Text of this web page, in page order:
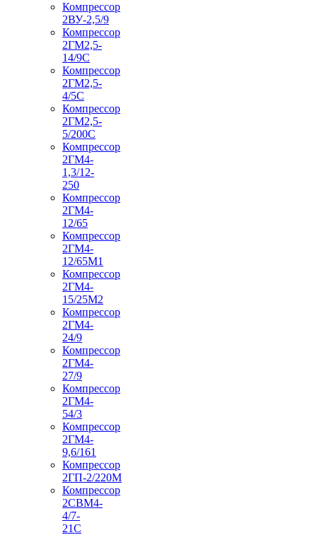
Компрессор
2ВУ-2,5/9
Компрессор
2ГМ2,5-
14/9С
Компрессор
2ГМ2,5-
4/5С
Компрессор
2ГМ2,5-
5/200С
Компрессор
2ГМ4-
1,3/12-
250
Компрессор
2ГМ4-
12/65
Компрессор
2ГМ4-
12/65М1
Компрессор
2ГМ4-
15/25М2
Компрессор
2ГМ4-
24/9
Компрессор
2ГМ4-
27/9
Компрессор
2ГМ4-
54/3
Компрессор
2ГМ4-
9,6/161
Компрессор
2ГП-2/220М
Компрессор
2СВМ4-
4/7-
21С